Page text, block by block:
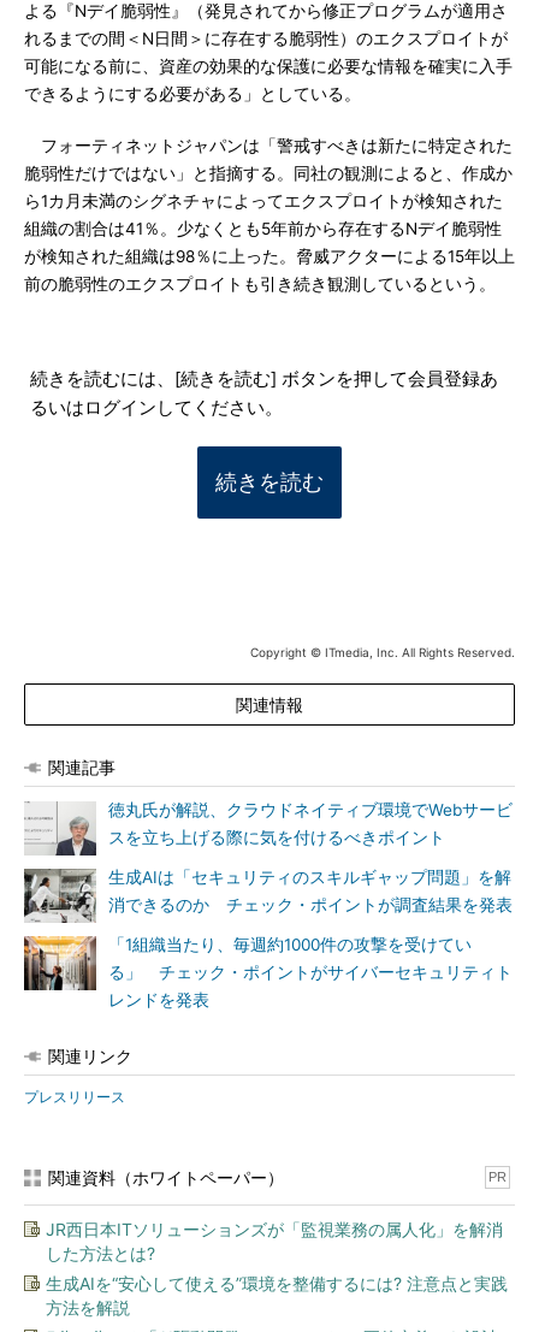
よる『Nデイ脆弱性』（発見されてから修正プログラムが適用さ
れるまでの間＜N日間＞に存在する脆弱性）のエクスプロイトが
可能になる前に、資産の効果的な保護に必要な情報を確実に入手
できるようにする必要がある」としている。
フォーティネットジャパンは「警戒すべきは新たに特定された
脆弱性だけではない」と指摘する。同社の観測によると、作成か
ら1カ月未満のシグネチャによってエクスプロイトが検知された
組織の割合は41％。少なくとも5年前から存在するNデイ脆弱性
が検知された組織は98％に上った。脅威アクターによる15年以上
前の脆弱性のエクスプロイトも引き続き観測しているという。
続きを読むには、[続きを読む] ボタンを押して会員登録あ
るいはログインしてください。
続きを読む
Copyright © ITmedia, Inc. All Rights Reserved.
関連情報
関連記事
徳丸氏が解説、クラウドネイティブ環境でWebサービ
スを立ち上げる際に気を付けるべきポイント
生成AIは「セキュリティのスキルギャップ問題」を解
消できるのか チェック・ポイントが調査結果を発表
「1組織当たり、毎週約1000件の攻撃を受けてい
る」 チェック・ポイントがサイバーセキュリティト
レンドを発表
関連リンク
プレスリリース
関連資料（ホワイトペーパー） PR
JR西日本ITソリューションズが「監視業務の属人化」を解消
した方法とは?
生成AIを“安心して使える”環境を整備するには? 注意点と実践
方法を解説